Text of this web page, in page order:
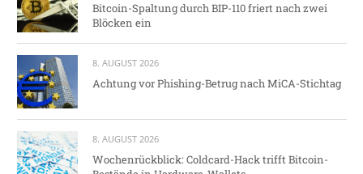
Bitcoin-Spaltung durch BIP-110 friert nach zwei
Blöcken ein
8. AUGUST 2026
Achtung vor Phishing-Betrug nach MiCA-Stichtag
8. AUGUST 2026
Wochenrückblick: Coldcard-Hack trifft Bitcoin-